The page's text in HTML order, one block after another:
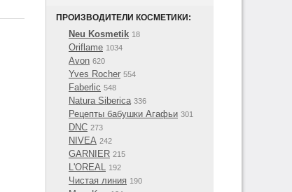
ПРОИЗВОДИТЕЛИ КОСМЕТИКИ:
Neu Kosmetik 18
Oriflame 1034
Avon 620
Yves Rocher 554
Faberlic 548
Natura Siberica 336
Рецепты бабушки Агафьи 301
DNC 273
NIVEA 242
GARNIER 215
L'OREAL 192
Чистая линия 190